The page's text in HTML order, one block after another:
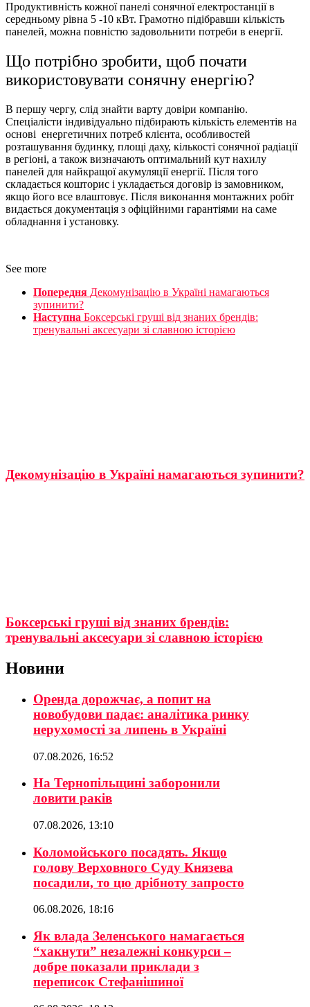
Продуктивність кожної панелі сонячної електростанції в
середньому рівна 5 -10 кВт. Грамотно підібравши кількість
панелей, можна повністю задовольнити потреби в енергії.
Що потрібно зробити, щоб почати
використовувати сонячну енергію?
В першу чергу, слід знайти варту довіри компанію.
Спеціалісти індивідуально підбирають кількість елементів на
основі енергетичних потреб клієнта, особливостей
розташування будинку, площі даху, кількості сонячної радіації
в регіоні, а також визначають оптимальний кут нахилу
панелей для найкращої акумуляції енергії. Після того
складається кошторис і укладається договір із замовником,
якщо його все влаштовує. Після виконання монтажних робіт
видається документація з офіційними гарантіями на саме
обладнання і установку.
See more
Попередня Декомунізацію в Україні намагаються
зупинити?
Наступна Боксерські груші від знаних брендів:
тренувальні аксесуари зі славною історією
Декомунізацію в Україні намагаються зупинити?
Боксерські груші від знаних брендів:
тренувальні аксесуари зі славною історією
Новини
Оренда дорожчає, а попит на
новобудови падає: аналітика ринку
нерухомості за липень в Україні
07.08.2026, 16:52
На Тернопільщині заборонили
ловити раків
07.08.2026, 13:10
Коломойського посадять. Якщо
голову Верховного Суду Князева
посадили, то цю дрібноту запросто
06.08.2026, 18:16
Як влада Зеленського намагається
“хакнути” незалежні конкурси –
добре показали приклади з
переписок Стефанішиної